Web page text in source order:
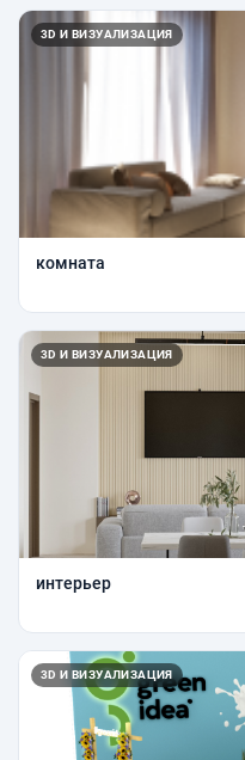
3D И ВИЗУАЛИЗАЦИЯ
комната
3D И ВИЗУАЛИЗАЦИЯ
интерьер
3D И ВИЗУАЛИЗАЦИЯ